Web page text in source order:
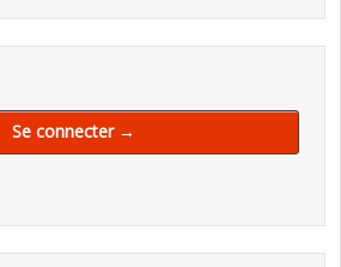
Se connecter →